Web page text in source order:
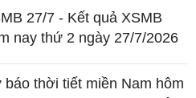
27/7 - Kết quả XSMB
nay thứ 2 ngày 27/7/2026
báo thời tiết miền Nam hôm